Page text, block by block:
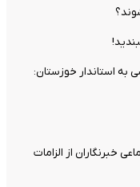
به استاندار خوزستان:
خبرنگاران از الزامات